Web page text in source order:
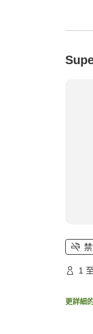
1
更詳細